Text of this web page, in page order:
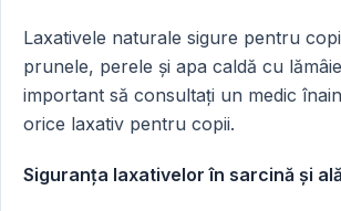
Laxativele naturale sigure pentru
prunele, perele și apa caldă cu
important să consultați un medic
orice laxativ pentru copii.
Siguranța laxativelor în sarcină și